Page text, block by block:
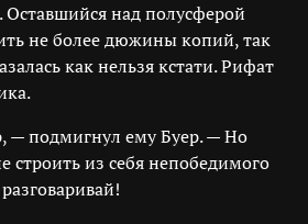
над полусферой
не более дюжины копий, так
как нельзя кстати. Рифат
— подмигнул ему Буер. — Но
строить из себя непобедимого